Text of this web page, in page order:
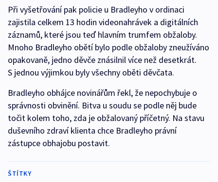
Při vyšetřování pak policie u Bradleyho v ordinaci
zajistila celkem 13 hodin videonahrávek a digitálních
záznamů, které jsou teď hlavním trumfem obžaloby.
Mnoho Bradleyho obětí bylo podle obžaloby zneužíváno
opakovaně, jedno děvče znásilnil více než desetkrát.
S jednou výjimkou byly všechny oběti děvčata.
Bradleyho obhájce novinářům řekl, že nepochybuje o
správnosti obvinění. Bitva u soudu se podle něj bude
točit kolem toho, zda je obžalovaný příčetný. Na stavu
duševního zdraví klienta chce Bradleyho právní
zástupce obhajobu postavit.
ŠTÍTKY